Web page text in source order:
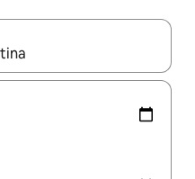
utilisez les flèches